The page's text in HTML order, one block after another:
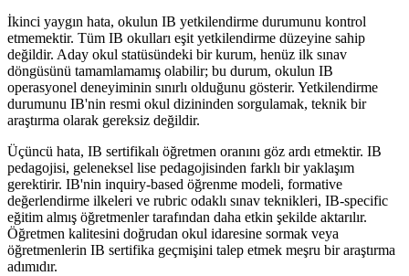
İkinci yaygın hata, okulun IB yetkilendirme durumunu kontrol
etmemektir. Tüm IB okulları eşit yetkilendirme düzeyine sahip
değildir. Aday okul statüsündeki bir kurum, henüz ilk sınav
döngüsünü tamamlamamış olabilir; bu durum, okulun IB
operasyonel deneyiminin sınırlı olduğunu gösterir. Yetkilendirme
durumunu IB'nin resmi okul dizininden sorgulamak, teknik bir
araştırma olarak gereksiz değildir.
Üçüncü hata, IB sertifikalı öğretmen oranını göz ardı etmektir. IB
pedagojisi, geleneksel lise pedagojisinden farklı bir yaklaşım
gerektirir. IB'nin inquiry-based öğrenme modeli, formative
değerlendirme ilkeleri ve rubric odaklı sınav teknikleri, IB-specific
eğitim almış öğretmenler tarafından daha etkin şekilde aktarılır.
Öğretmen kalitesini doğrudan okul idaresine sormak veya
öğretmenlerin IB sertifika geçmişini talep etmek meşru bir araştırma
adımıdır.